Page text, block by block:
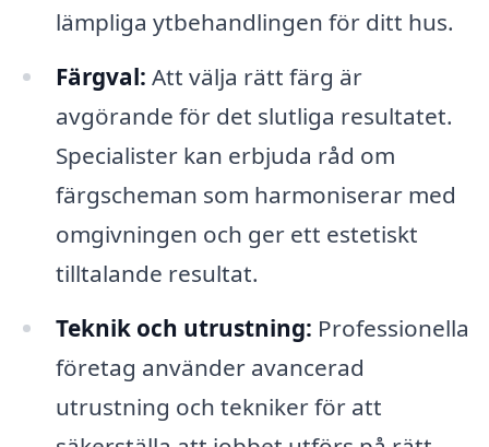
lämpliga ytbehandlingen för ditt hus.
Färgval: Att välja rätt färg är
avgörande för det slutliga resultatet.
Specialister kan erbjuda råd om
färgscheman som harmoniserar med
omgivningen och ger ett estetiskt
tilltalande resultat.
Teknik och utrustning: Professionella
företag använder avancerad
utrustning och tekniker för att